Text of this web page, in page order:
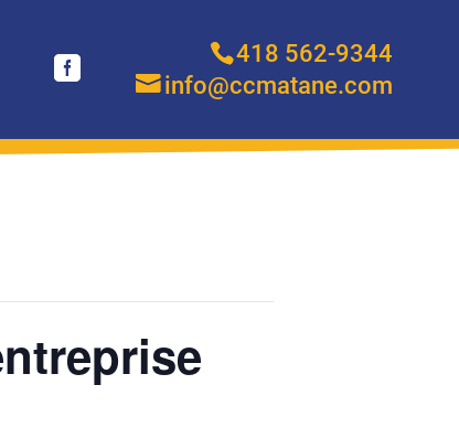
418 562-9344
info@ccmatane.com